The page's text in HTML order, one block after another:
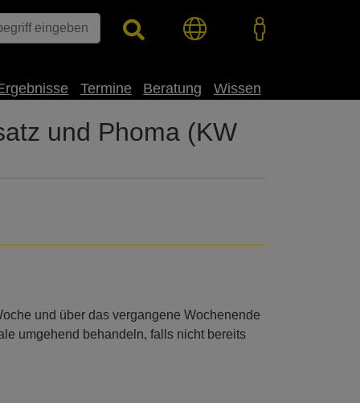
Termine Beratung Wissen
und Phoma (KW
und über das vergangene Wochenende
umgehend behandeln, falls nicht bereits